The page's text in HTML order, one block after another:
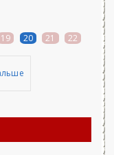
19 20 21 22